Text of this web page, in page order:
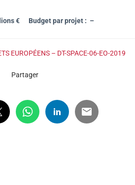
€ Budget par projet : –
EUROPÉENS – DT-SPACE-06-EO-2019
Partager